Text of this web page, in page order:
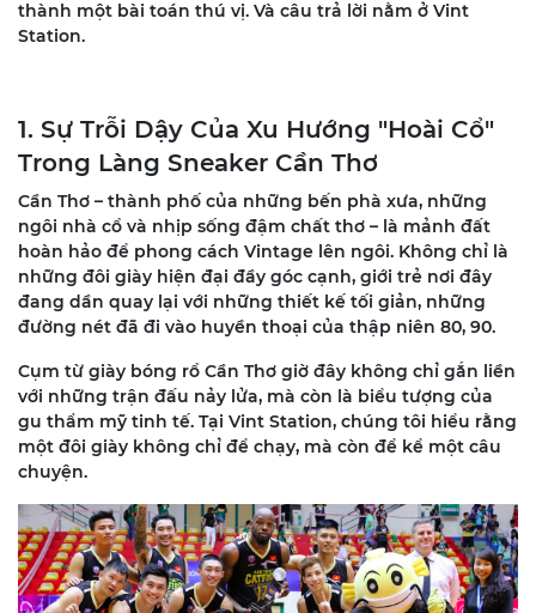
thành một bài toán thú vị. Và câu trả lời nằm ở Vint
Station.
1. Sự Trỗi Dậy Của Xu Hướng "Hoài Cổ"
Trong Làng Sneaker Cần Thơ
Cần Thơ – thành phố của những bến phà xưa, những
ngôi nhà cổ và nhịp sống đậm chất thơ – là mảnh đất
hoàn hảo để phong cách Vintage lên ngôi. Không chỉ là
những đôi giày hiện đại đầy góc cạnh, giới trẻ nơi đây
đang dần quay lại với những thiết kế tối giản, những
đường nét đã đi vào huyền thoại của thập niên 80, 90.
Cụm từ giày bóng rổ Cần Thơ giờ đây không chỉ gắn liền
với những trận đấu nảy lửa, mà còn là biểu tượng của
gu thẩm mỹ tinh tế. Tại Vint Station, chúng tôi hiểu rằng
một đôi giày không chỉ để chạy, mà còn để kể một câu
chuyện.